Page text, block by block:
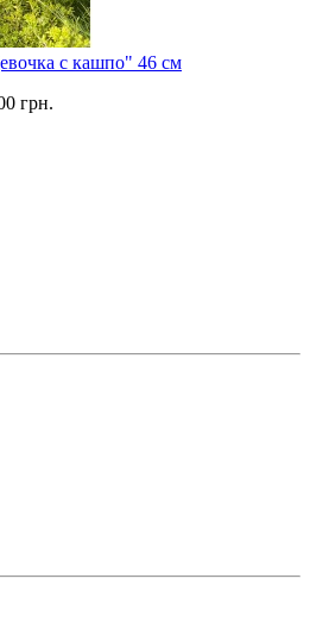
с кашпо" 46 см
грн.